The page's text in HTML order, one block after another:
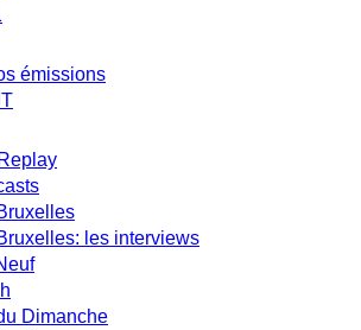
émissions
les interviews
Dimanche